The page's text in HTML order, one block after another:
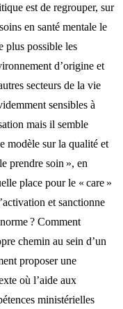
est de regrouper, sur
en santé mentale le
plus possible les
d’origine et
secteurs de la vie
sensibles à
mais il semble
modèle sur la qualité et
prendre soin », en
place pour le « care »
et sanctionne
? Comment
chemin au sein d’un
proposer une
où l’aide aux
ministérielles